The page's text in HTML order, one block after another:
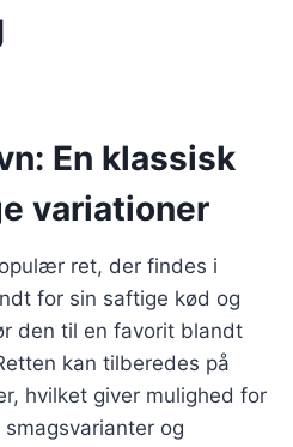
En klassisk
variationer
ret, der findes i
for sin saftige kød og
den til en favorit blandt
kan tilberedes på
hvilket giver mulighed for
og